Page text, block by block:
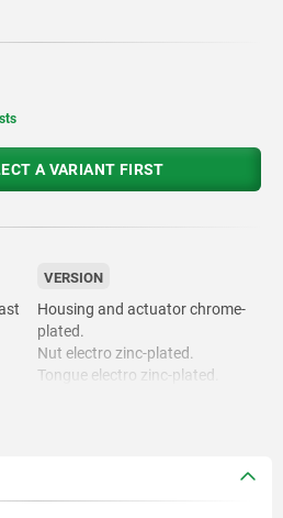
A VARIANT FIRST
VERSION
Housing and actuator chrome-
plated.
Nut electro zinc-plated.
Tongue electro zinc-plated.